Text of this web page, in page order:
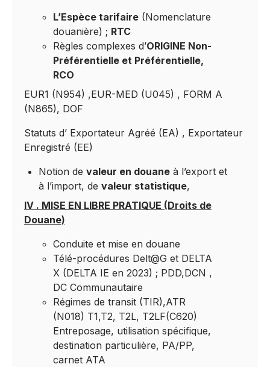
L’Espèce tarifaire (Nomenclature
douanière) ; RTC
Règles complexes d’ORIGINE Non-
Préférentielle et Préférentielle,
RCO
EUR1 (N954) ,EUR-MED (U045) , FORM A
(N865), DOF
Statuts d’ Exportateur Agréé (EA) , Exportateur
Enregistré (EE)
Notion de valeur en douane à l’export et
à l’import, de valeur statistique,
IV . MISE EN LIBRE PRATIQUE (Droits de
Douane)
Conduite et mise en douane
Télé-procédures Delt@G et DELTA
X (DELTA IE en 2023) ; PDD,DCN ,
DC Communautaire
Régimes de transit (TIR),ATR
(N018) T1,T2, T2L, T2LF(C620)
Entreposage, utilisation spécifique,
destination particulière, PA/PP,
carnet ATA